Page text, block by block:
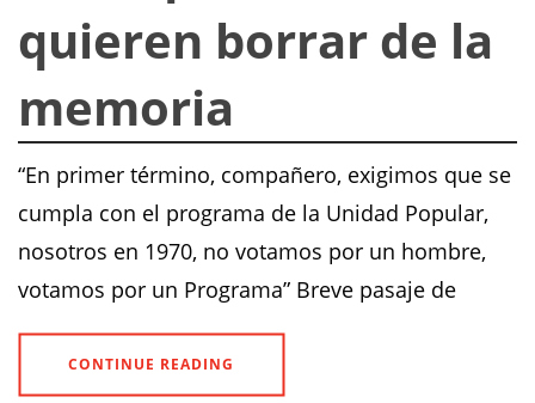
quieren borrar de la
memoria
“En primer término, compañero, exigimos que se
cumpla con el programa de la Unidad Popular,
nosotros en 1970, no votamos por un hombre,
votamos por un Programa” Breve pasaje de
CONTINUE READING